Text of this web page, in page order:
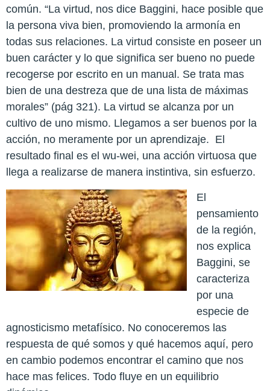
común. “La virtud, nos dice Baggini, hace posible que
la persona viva bien, promoviendo la armonía en
todas sus relaciones. La virtud consiste en poseer un
buen carácter y lo que significa ser bueno no puede
recogerse por escrito en un manual. Se trata mas
bien de una destreza que de una lista de máximas
morales” (pág 321). La virtud se alcanza por un
cultivo de uno mismo. Llegamos a ser buenos por la
acción, no meramente por un aprendizaje. El
resultado final es el wu-wei, una acción virtuosa que
llega a realizarse de manera instintiva, sin esfuerzo.
El
pensamiento
de la región,
nos explica
Baggini, se
caracteriza
por una
especie de
agnosticismo metafísico. No conoceremos las
respuesta de qué somos y qué hacemos aquí, pero
en cambio podemos encontrar el camino que nos
hace mas felices. Todo fluye en un equilibrio